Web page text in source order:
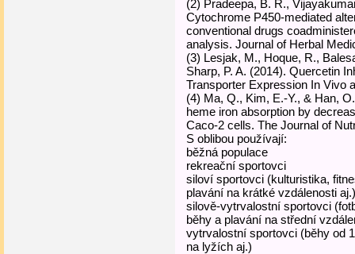
(2) Pradeepa, B. R.,
Cytochrome P450-mediated
conventional drugs
analysis. Journal of Herbal
(3) Lesjak, M., Hoque, R.,
Sharp, P. A. (2014). Quercetin
Transporter Expression In Vivo
(4) Ma, Q., Kim, E.-Y., & Han,
heme iron absorption by
Caco-2 cells. The Journal of
S oblibou používají:
běžná populace
rekreační sportovci
siloví sportovci (kulturistika,
plavání na krátké vzdálenosti aj.)
silově-vytrvalostní sportovci
běhy a plavání na střední
vytrvalostní sportovci (běhy od
na lyžích aj.)